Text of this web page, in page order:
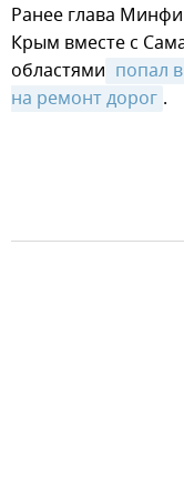
Ранее глава
Крым вместе с
областями попал
на ремонт дорог .